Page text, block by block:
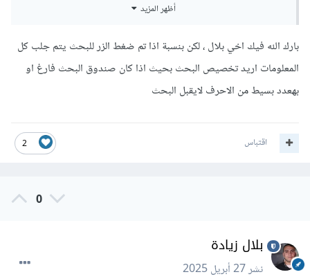
// كلمة المرور
$conn = new mysqli($servername, $username,
if
// تعيين الترميز لدعم اللغة العربية
])) {
'search_term'
أظهر المزيد
بارك الله فيك اخي بلال ، لكن بنسبة اذا تم ضغط الزر للبحث يتم جلب كل
المعلومات اريد تخصيص البحث بحيث اذا كان صندوق البحث فارغ او
بهعدد بسيط من الاحرف لايقبل البحث
2 اقتباس
0
بلال زيادة
نشر27 أبريل 2025